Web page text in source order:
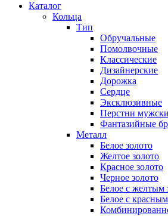
Каталог
Кольца
Тип
Обручальные
Помолвочные
Классические
Дизайнерские
Дорожка
Сердце
Эксклюзивные
Перстни
Фантазийные
Металл
Белое золото
Желтое золото
Красное золото
Черное золото
Белое с желтым
Белое с